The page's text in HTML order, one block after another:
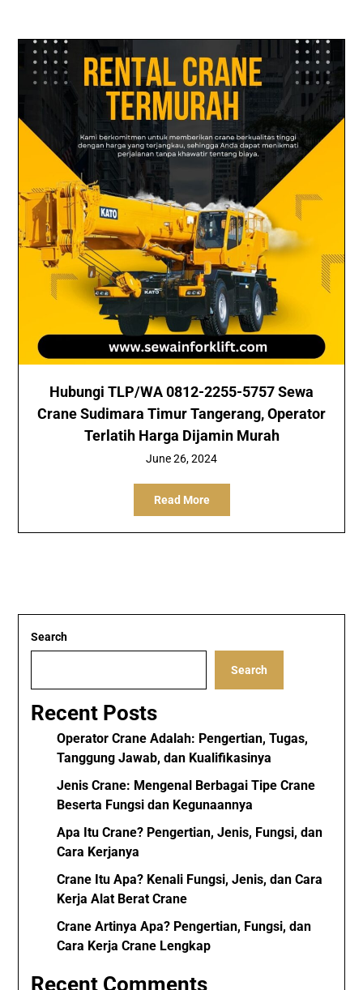
Hubungi TLP/WA 0812-2255-5757 Sewa
Crane Sudimara Timur Tangerang, Operator
Terlatih Harga Dijamin Murah
June 26, 2024
Read More
Search
Search
Recent Posts
Operator Crane Adalah: Pengertian, Tugas,
Tanggung Jawab, dan Kualifikasinya
Jenis Crane: Mengenal Berbagai Tipe Crane
Beserta Fungsi dan Kegunaannya
Apa Itu Crane? Pengertian, Jenis, Fungsi, dan
Cara Kerjanya
Crane Itu Apa? Kenali Fungsi, Jenis, dan Cara
Kerja Alat Berat Crane
Crane Artinya Apa? Pengertian, Fungsi, dan
Cara Kerja Crane Lengkap
Recent Comments